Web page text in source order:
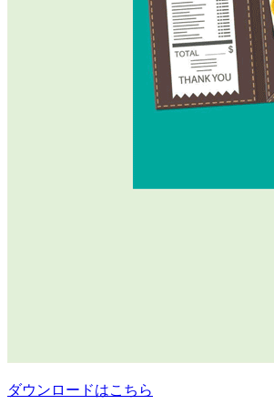
ダウンロードはこちら